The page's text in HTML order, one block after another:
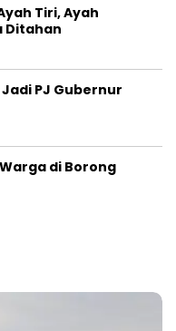
Tiri, Ayah
Ditahan
PJ Gubernur
di Borong